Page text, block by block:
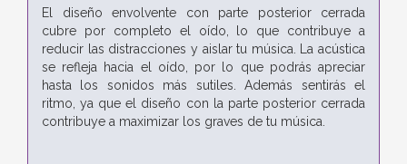
El diseño envolvente con parte posterior cerrada
cubre por completo el oído, lo que contribuye a
reducir las distracciones y aislar tu música. La acústica
se refleja hacia el oído, por lo que podrás apreciar
hasta los sonidos más sutiles. Además sentirás el
ritmo, ya que el diseño con la parte posterior cerrada
contribuye a maximizar los graves de tu música.